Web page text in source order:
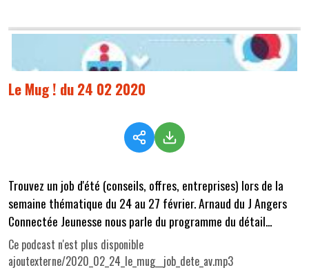
Le Mug ! du 24 02 2020
Trouvez un job d'été (conseils, offres, entreprises) lors de la
semaine thématique du 24 au 27 février. Arnaud du J Angers
Connectée Jeunesse nous parle du programme du détail...
Ce podcast n'est plus disponible
ajoutexterne/2020_02_24_le_mug__job_dete_av.mp3